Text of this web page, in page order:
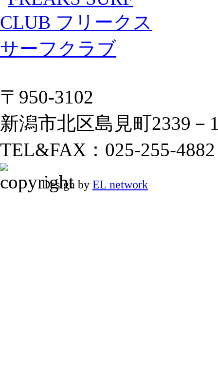
〒950-3102
新潟市北区島見町2339－
TEL&FAX：025-255-4882
Design by EL network